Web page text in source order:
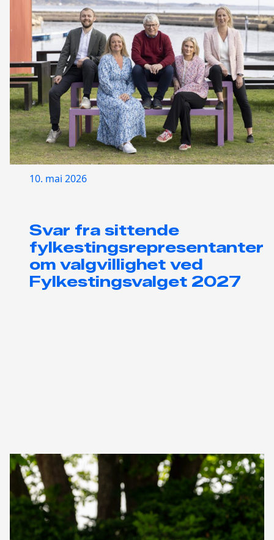
10. mai 2026
Svar fra sittende
fylkestingsrepresentanter
om valgvillighet ved
Fylkestingsvalget 2027